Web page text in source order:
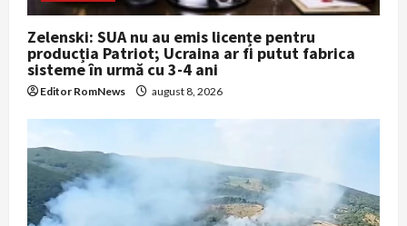
Zelenski: SUA nu au emis licențe pentru
producția Patriot; Ucraina ar fi putut fabrica
sisteme în urmă cu 3-4 ani
Editor RomNews august 8, 2026